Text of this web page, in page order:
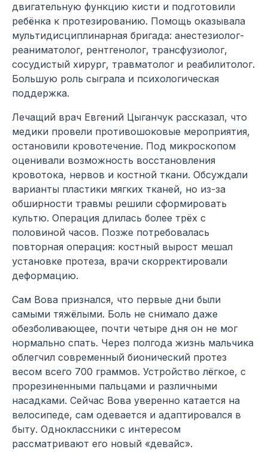
двигательную функцию кисти и подготовили
ребёнка к протезированию. Помощь оказывала
мультидисциплинарная бригада: анестезиолог-
реаниматолог, рентгенолог, трансфузиолог,
сосудистый хирург, травматолог и реабилитолог.
Большую роль сыграла и психологическая
поддержка.
Лечащий врач Евгений Цыганчук рассказал, что
медики провели противошоковые мероприятия,
остановили кровотечение. Под микроскопом
оценивали возможность восстановления
кровотока, нервов и костной ткани. Обсуждали
варианты пластики мягких тканей, но из-за
обширности травмы решили сформировать
культю. Операция длилась более трёх с
половиной часов. Позже потребовалась
повторная операция: костный вырост мешал
установке протеза, врачи скорректировали
деформацию.
Сам Вова признался, что первые дни были
самыми тяжёлыми. Боль не снимало даже
обезболивающее, почти четыре дня он не мог
нормально спать. Через полгода жизнь мальчика
облегчил современный бионический протез
весом всего 700 граммов. Устройство лёгкое, с
прорезиненными пальцами и различными
насадками. Сейчас Вова уверенно катается на
велосипеде, сам одевается и адаптировался в
быту. Одноклассники с интересом
рассматривают его новый «девайс».